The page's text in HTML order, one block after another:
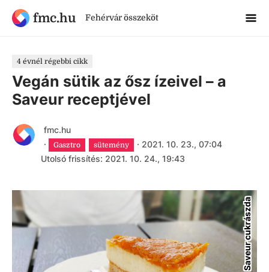
fmc.hu Fehérvár összeköt
4 évnél régebbi cikk
Vegán sütik az ősz ízeivel – a
Saveur receptjével
fmc.hu
·
Gasztro sütemény · 2021. 10. 23., 07:04
Utolsó frissítés: 2021. 10. 24., 19:43
Saveur cukrászda